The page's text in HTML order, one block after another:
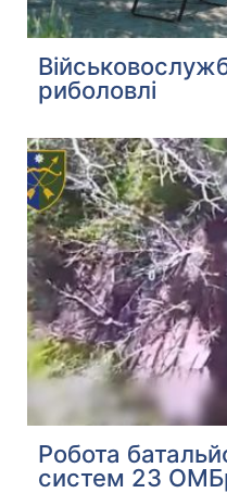
риболовлі
Робота
систем 23